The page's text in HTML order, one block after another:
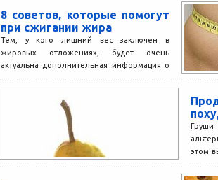
8 советов, которые помогут
при сжигании жира
Тем, у кого лишний вес заключен в
жировых отложениях, будет очень
актуальна дополнительная информация о
помогут желающим...
Груши
этом